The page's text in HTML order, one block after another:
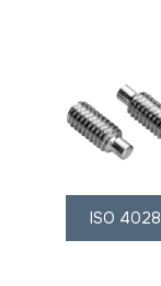
ISO 4028